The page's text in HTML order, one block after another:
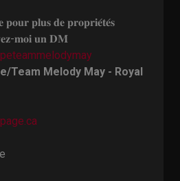
𝐩𝐥𝐮𝐬 𝐝𝐞 𝐩𝐫𝐨𝐩𝐫𝐢𝐞́𝐭𝐞́𝐬
𝐦𝐨𝐢 𝐮𝐧 𝐃𝐌
Team Melody May - Royal